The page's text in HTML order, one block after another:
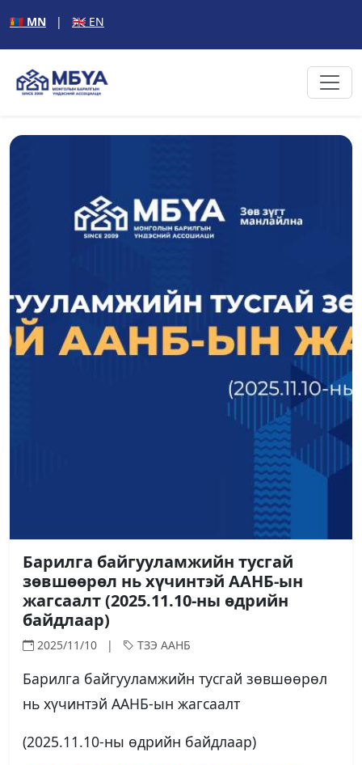
🇲🇳 MN | 🇬🇧 EN
Барилга байгууламжийн тусгай
зөвшөөрөл нь хүчинтэй ААНБ-ын
жагсаалт (2025.11.10-ны өдрийн
байдлаар)
2025/11/10 | ТЗЭ ААНБ
Барилга байгууламжийн тусгай зөвшөөрөл
нь хүчинтэй ААНБ-ын жагсаалт
(2025.11.10-ны өдрийн байдлаар)